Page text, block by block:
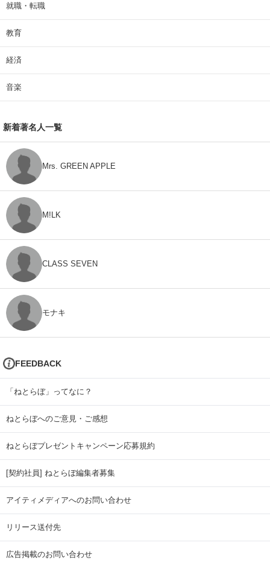
就職・転職
教育
経済
音楽
新着著名人一覧
Mrs. GREEN APPLE
M!LK
CLASS SEVEN
モナキ
FEEDBACK
「ねとらぼ」ってなに？
ねとらぼへのご意見・ご感想
ねとらぼプレゼントキャンペーン応募規約
[契約社員] ねとらぼ編集者募集
アイティメディアへのお問い合わせ
リリース送付先
広告掲載のお問い合わせ